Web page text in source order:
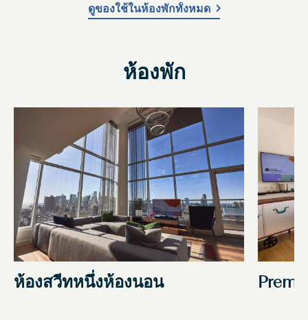
ดูของใช้ในห้องพักทั้งหมด
ห้องพัก
ห้องสวีทหนึ่งห้องนอน